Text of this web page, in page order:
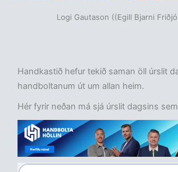
Logi Gautason ((Egill Bjarni
Handkastið hefur tekið saman öll úrslit
handboltanum út um allan heim.
Hér fyrir neðan má sjá úrslit dagsins